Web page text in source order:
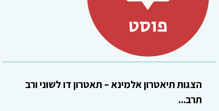
הצגות תיאטרון אלמינא – תאטרון דו לשוני ורב
תרב...